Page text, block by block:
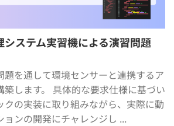
ステム実習機による演習問題
題を通して環境センサーと連携するア
築します。 具体的な要求仕様に基づい
クの実装に取り組みながら、実際に動
ョンの開発にチャレンジし ...